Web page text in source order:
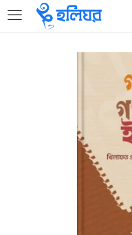
LOGIN
Enter your
Remember me